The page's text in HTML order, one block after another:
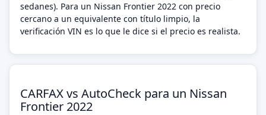
sedanes). Para un Nissan Frontier 2022 con precio
cercano a un equivalente con título limpio, la
verificación VIN es lo que le dice si el precio es realista.
CARFAX vs AutoCheck para un Nissan
Frontier 2022